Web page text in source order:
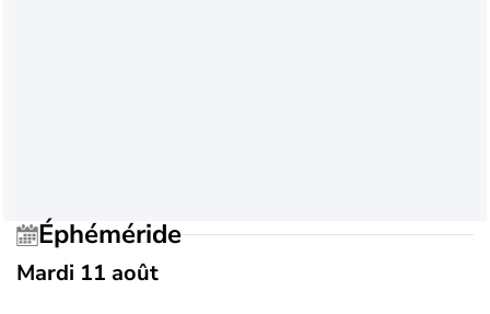
Éphéméride
Mardi 11 août